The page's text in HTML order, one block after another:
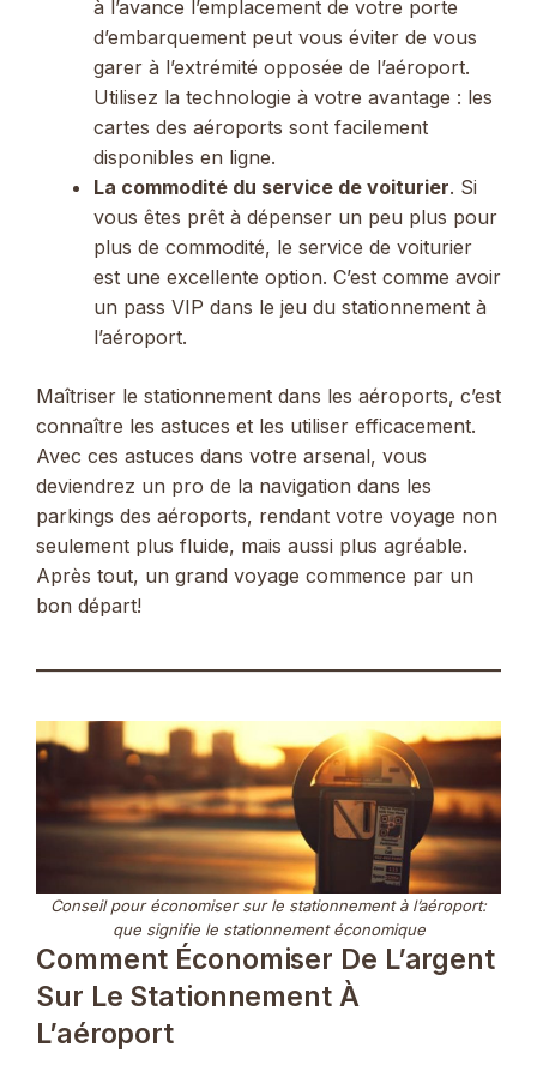
à l’avance l’emplacement de votre porte
d’embarquement peut vous éviter de vous
garer à l’extrémité opposée de l’aéroport.
Utilisez la technologie à votre avantage : les
cartes des aéroports sont facilement
disponibles en ligne.
La commodité du service de voiturier. Si
vous êtes prêt à dépenser un peu plus pour
plus de commodité, le service de voiturier
est une excellente option. C’est comme avoir
un pass VIP dans le jeu du stationnement à
l’aéroport.
Maîtriser le stationnement dans les aéroports, c’est
connaître les astuces et les utiliser efficacement.
Avec ces astuces dans votre arsenal, vous
deviendrez un pro de la navigation dans les
parkings des aéroports, rendant votre voyage non
seulement plus fluide, mais aussi plus agréable.
Après tout, un grand voyage commence par un
bon départ!
Conseil pour économiser sur le stationnement à l’aéroport:
que signifie le stationnement économique
Comment Économiser De L’argent
Sur Le Stationnement À
L’aéroport